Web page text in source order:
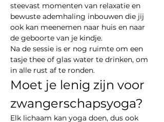
steevast momenten van relaxatie en
bewuste ademhaling inbouwen die jij
ook kan meenemen naar huis en naar
de geboorte van je kindje.
Na de sessie is er nog ruimte om een
tasje thee of glas water te drinken, om
in alle rust af te ronden.
Moet je lenig zijn voor
zwangerschapsyoga?
Elk lichaam kan yoga doen, dus ook